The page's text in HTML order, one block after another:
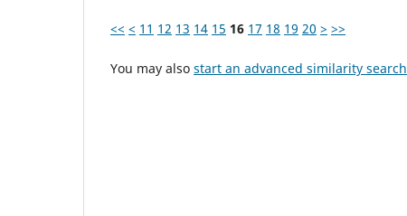
<< < 11 12 13 14 15 16 17 18 19 20 > >>
You may also start an advanced similarity search